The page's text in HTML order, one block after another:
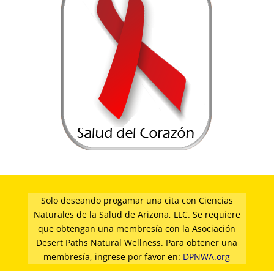
Solo deseando progamar una cita con Ciencias
Naturales de la Salud de Arizona, LLC. Se requiere
que obtengan una membresía con la Asociación
Desert Paths Natural Wellness. Para obtener una
membresía, ingrese por favor en: DPNWA.org